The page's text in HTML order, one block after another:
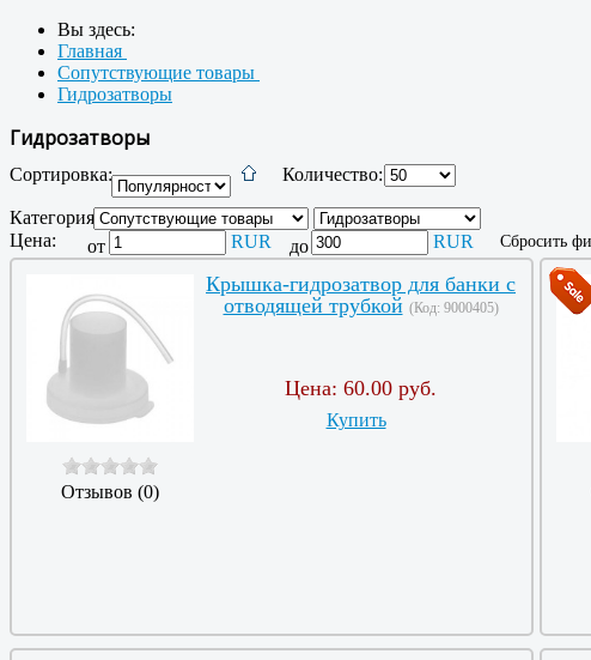
Вы здесь:
Главная
Сопутствующие товары
Гидрозатворы
Гидрозатворы
Сортировка: Количество:
Категория:
Цена:
от RUR до RUR Сбросить
Отзывов (0)
Крышка-гидрозатвор для банки с
отводящей трубкой (Код: 9000405)
Цена: 60.00 руб.
Купить